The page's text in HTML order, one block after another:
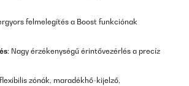
felmelegítés a Boost funkciónak
: Nagy érzékenységű érintővezérlés a precíz
zónák, maradékhő-kijelző,